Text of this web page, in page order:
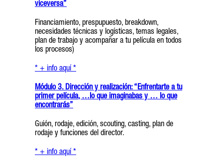
viceversa”
Financiamiento, prespupuesto, breakdown,
necesidades técnicas y logísticas, temas legales,
plan de trabajo y acompañar a tu película en todos
los procesos)
* + info aquí *
Módulo 3. Dirección y realización: “Enfrentarte a tu
primer película, …lo que imaginabas y … lo que
encontrarás”
Guión, rodaje, edición, scouting, casting, plan de
rodaje y funciones del director.
* + info aquí *